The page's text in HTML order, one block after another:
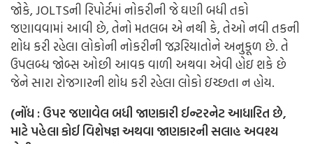
જોકે, JOLTSની રિપોર્ટમાં નોકરીની જે ઘણી બધી તકો
જણાવવામાં આવી છે, તેનો મતલબ એ નથી કે, તેઓ નવી તકની
શોધ કરી રહેલા લોકોની નોકરીની જરૂરિયાતોને અનુકૂળ છે. તે
ઉપલબ્ધ જોબ્સ ઓછી આવક વાળી અથવા એવી હોઇ શકે છે
જેને સારા રોજગારની શોધ કરી રહેલા લોકો ઇચ્છતા ન હોય.
(નોંધ : ઉપર જણાવેલ બધી જાણકારી ઈન્ટરનેટ આધારિત છે,
માટે પહેલા કોઈ વિશેષજ્ઞ અથવા જાણકારની સલાહ અવશ્ય